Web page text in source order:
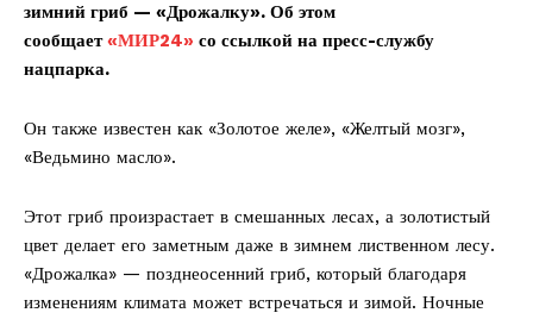
зимний гриб — «Дрожалку». Об этом
сообщает«МИР24» со ссылкой на пресс-службу
нацпарка.
Он также известен как «Золотое желе», «Желтый мозг»,
«Ведьмино масло».
Этот гриб произрастает в смешанных лесах, а золотистый
цвет делает его заметным даже в зимнем лиственном лесу.
«Дрожалка» — позднеосенний гриб, который благодаря
изменениям климата может встречаться и зимой. Ночные